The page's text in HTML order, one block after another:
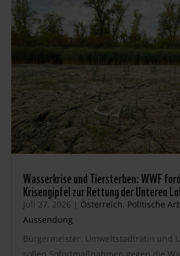
Wasserkrise und Tiersterben: WWF
Krisengipfel zur Rettung der Unteren
Juli 27, 2026 | Österreich, Politische
Aussendung
Bürgermeister, Umweltstadträtin und